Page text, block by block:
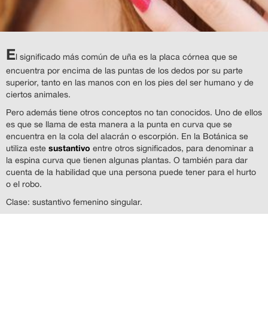
El significado más común de uña es la placa córnea que se
encuentra por encima de las puntas de los dedos por su parte
superior, tanto en las manos con en los pies del ser humano y de
ciertos animales.
Pero además tiene otros conceptos no tan conocidos. Uno de ellos
es que se llama de esta manera a la punta en curva que se
encuentra en la cola del alacrán o escorpión. En la Botánica se
utiliza este sustantivo entre otros significados, para denominar a
la espina curva que tienen algunas plantas. O también para dar
cuenta de la habilidad que una persona puede tener para el hurto
o el robo.
Clase: sustantivo femenino singular.